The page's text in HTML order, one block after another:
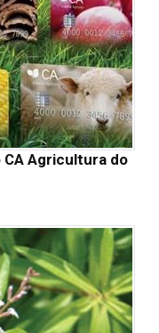
CA Agricultura do